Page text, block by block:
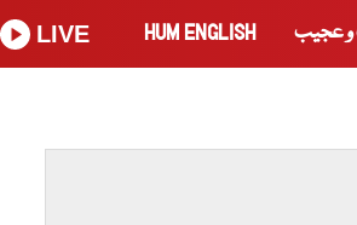
عجیب HUM ENGLISH
LIVE